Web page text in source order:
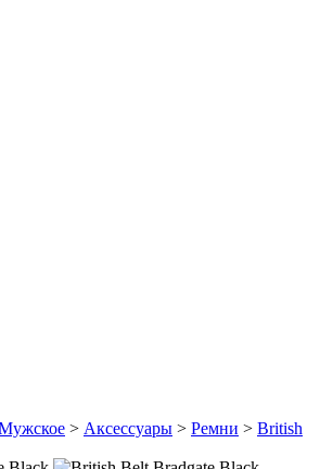
> Аксессуары > Ремни > British